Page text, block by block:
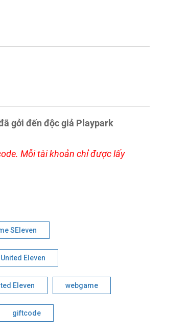
gởi đến độc giả Playpark
Mỗi tài khoản chỉ được lấy
SEleven
United Eleven
Eleven webgame
giftcode